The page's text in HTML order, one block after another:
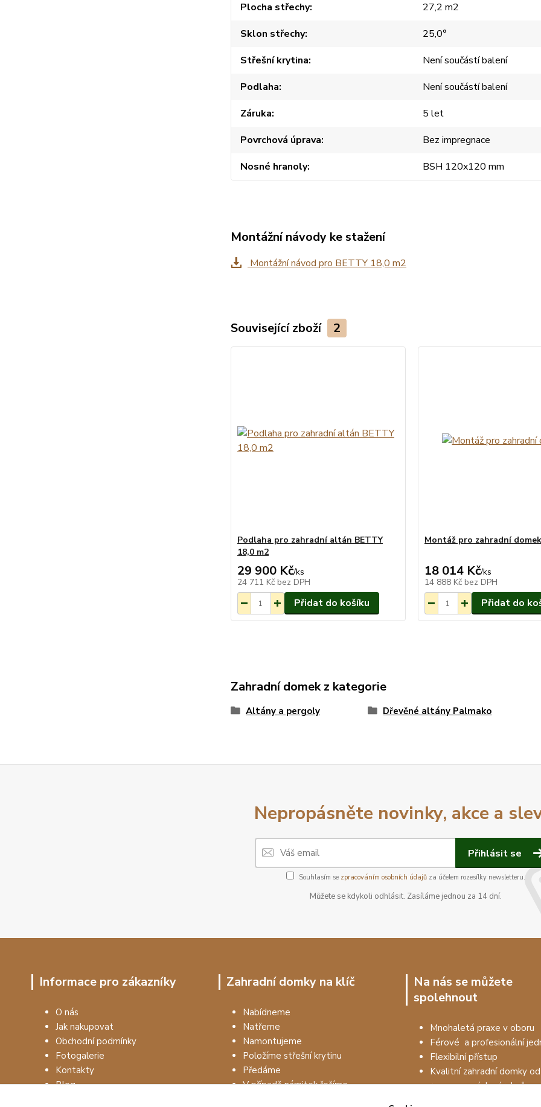
Plocha střechy
27,2 m2
Sklon střechy
25,0°
Střešní krytina
Není součástí balení
Podlaha
Není součástí balení
Záruka
5 let
Povrchová úprava
Bez impregnace
Nosné hranoly
BSH 120x120 mm
Montážní návody ke stažení
Montážní návod pro BETTY 18,0 m2
Související zboží 2
Podlaha pro zahradní altán BETTY
18,0 m2
29 900 Kč/ks
24 711 Kč bez DPH
Přidat do košíku
Montáž pro zahradní domek
18 014 Kč/ks
14 888 Kč bez DPH
Přidat do
Zahradní domek z kategorie
Altány a pergoly Dřevěné altány Palmako
Nepropásněte novinky, akce a
Přihlásit se
Souhlasím se zpracováním osobních údajů za účelem rozesílky newsletteru.
Můžete se kdykoli odhlásit. Zasíláme jednou za 14 dní.
Informace pro zákazníky
O nás
Jak nakupovat
Obchodní podmínky
Fotogalerie
Kontakty
Blog
Zahradní domky na klíč
Nabídneme
Natřeme
Namontujeme
Položíme střešní krytinu
Předáme
V případě námitek řešíme
Na nás se můžete
spolehnout
Mnohaletá praxe v oboru
Férové a profesionální
Flexibilní přístup
Kvalitní zahradní domky od
renomovaných výrobců